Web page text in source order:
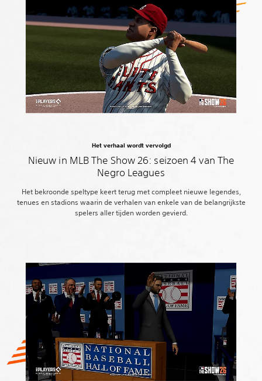
Het verhaal wordt vervolgd
Nieuw in MLB The Show 26: seizoen 4 van The
Negro Leagues
Het bekroonde speltype keert terug met compleet nieuwe legendes,
tenues en stadions waarin de verhalen van enkele van de belangrijkste
spelers aller tijden worden gevierd.